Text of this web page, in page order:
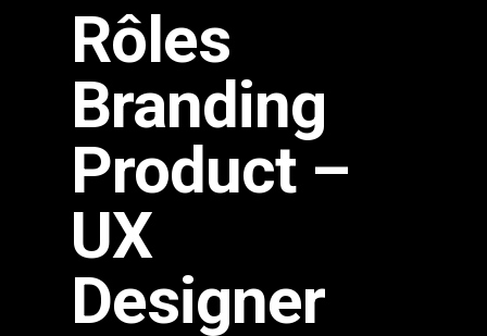
Rôles
Branding
Product –
UX
Designer